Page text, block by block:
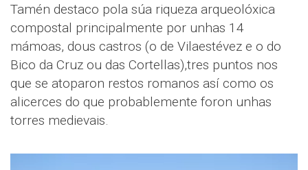
Tamén destaco pola súa riqueza arqueolóxica
compostal principalmente por unhas 14
mámoas, dous castros (o de Vilaestévez e o do
Bico da Cruz ou das Cortellas),tres puntos nos
que se atoparon restos romanos así como os
alicerces do que probablemente foron unhas
torres medievais.